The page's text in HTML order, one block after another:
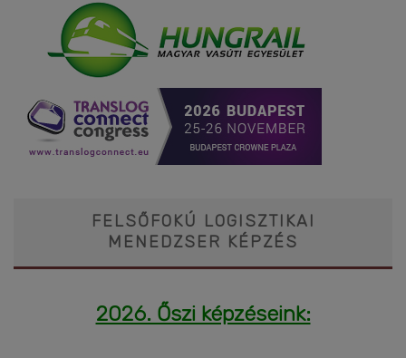
FELSŐFOKÚ LOGISZTIKAI
MENEDZSER KÉPZÉS
2026. Őszi képzéseink: